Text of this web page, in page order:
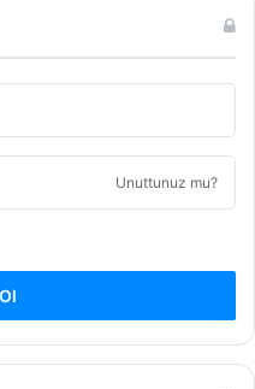
Unuttunuz mu?